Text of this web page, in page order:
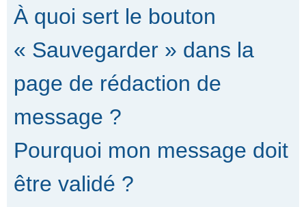
À quoi sert le bouton
« Sauvegarder » dans la
page de rédaction de
message ?
Pourquoi mon message doit
être validé ?